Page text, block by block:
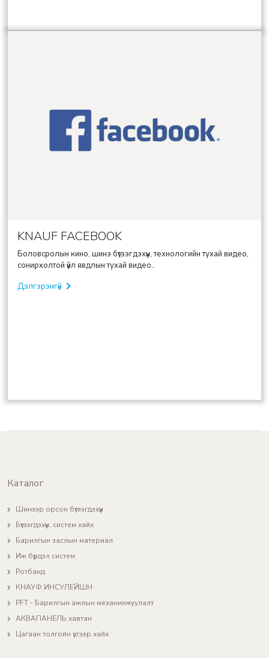
KNAUF FACEBOOK
Боловсролын кино, шинэ бүтээгдэхүүн, технологийн тухай видео,
сонирхолтой үйл явдлын тухай видео..
Дэлгэрэнгүй
Каталог
Шинээр орсон бүтээгдэхүүн
Бүтээгдэхүүн, систем хайх
Барилгын заслын материал
Иж бүрдэл систем
Ротбанд
КНАУФ ИНСУЛЕЙШН
PFT - Барилгын ажлын механикжуулалт
АКВАПАНЕЛЬ хавтан
Цагаан толгойн үсгээр хайх